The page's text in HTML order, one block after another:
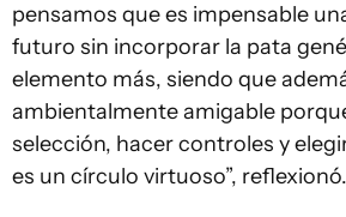
pensamos que es impensable
futuro sin incorporar la pata
elemento más, siendo que
ambientalmente amigable
selección, hacer controles y
es un círculo virtuoso”, reflexionó.